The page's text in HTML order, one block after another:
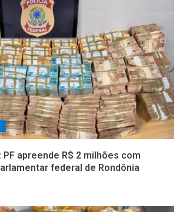
PF apreende R$ 2 milhões com
federal de Rondônia